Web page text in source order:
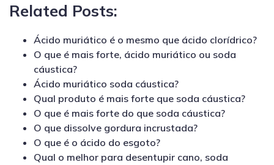
Related Posts:
Ácido muriático é o mesmo que ácido clorídrico?
O que é mais forte, ácido muriático ou soda
cáustica?
Ácido muriático soda cáustica?
Qual produto é mais forte que soda cáustica?
O que é mais forte do que soda cáustica?
O que dissolve gordura incrustada?
O que é o ácido do esgoto?
Qual o melhor para desentupir cano, soda